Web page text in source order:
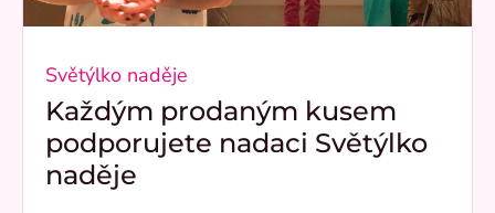
Světýlko naděje
Každým prodaným kusem
podporujete nadaci Světýlko
naděje